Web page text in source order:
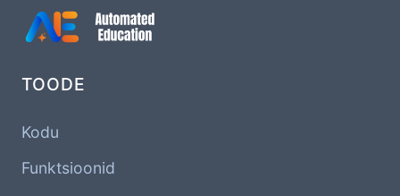
TOODE
Kodu
Funktsioonid